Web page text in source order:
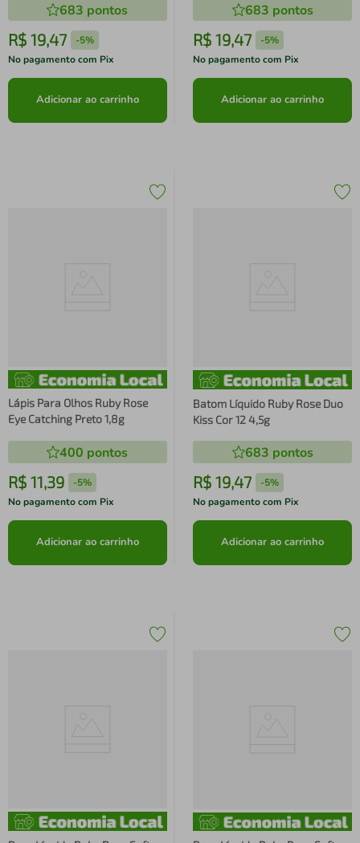
683 pontos
R$ 19,47 -5%
No pagamento com Pix
Adicionar ao carrinho
683 pontos
R$ 19,47 -5%
No pagamento com Pix
Adicionar ao carrinho
Lápis Para Olhos Ruby Rose
Eye Catching Preto 1,8g
400 pontos
R$ 11,39 -5%
No pagamento com Pix
Adicionar ao carrinho
Batom Líquido Ruby Rose Duo
Kiss Cor 12 4,5g
683 pontos
R$ 19,47 -5%
No pagamento com Pix
Adicionar ao carrinho